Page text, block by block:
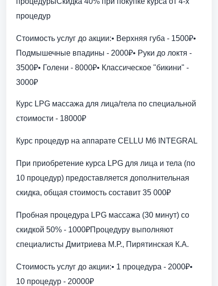
процедур
Стоимость услуг до акции:• Верхняя губа - 1500₽•
Подмышечные впадины - 2000₽• Руки до локтя -
3500₽• Голени - 8000₽• Классическое "бикини" -
3000₽
Курс LPG массажа для лица/тела по специальной
стоимости - 18000₽
Курс процедур на аппарате CELLU M6 INTEGRAL
При приобретение курса LPG для лица и тела (по
10 процедур) предоставляется дополнительная
скидка, общая стоимость составит 35 000₽
Пробная процедура LPG массажа (30 минут) со
скидкой 50% - 1000₽Процедуру выполняют
специалисты Дмитриева М.Р., Пирятинская К.А.
Стоимость услуг до акции:• 1 процедура - 2000₽•
10 процедур - 20000₽